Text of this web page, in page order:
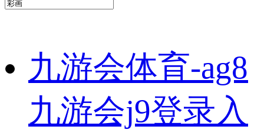
九游会体育-ag8
九游会j9登录入